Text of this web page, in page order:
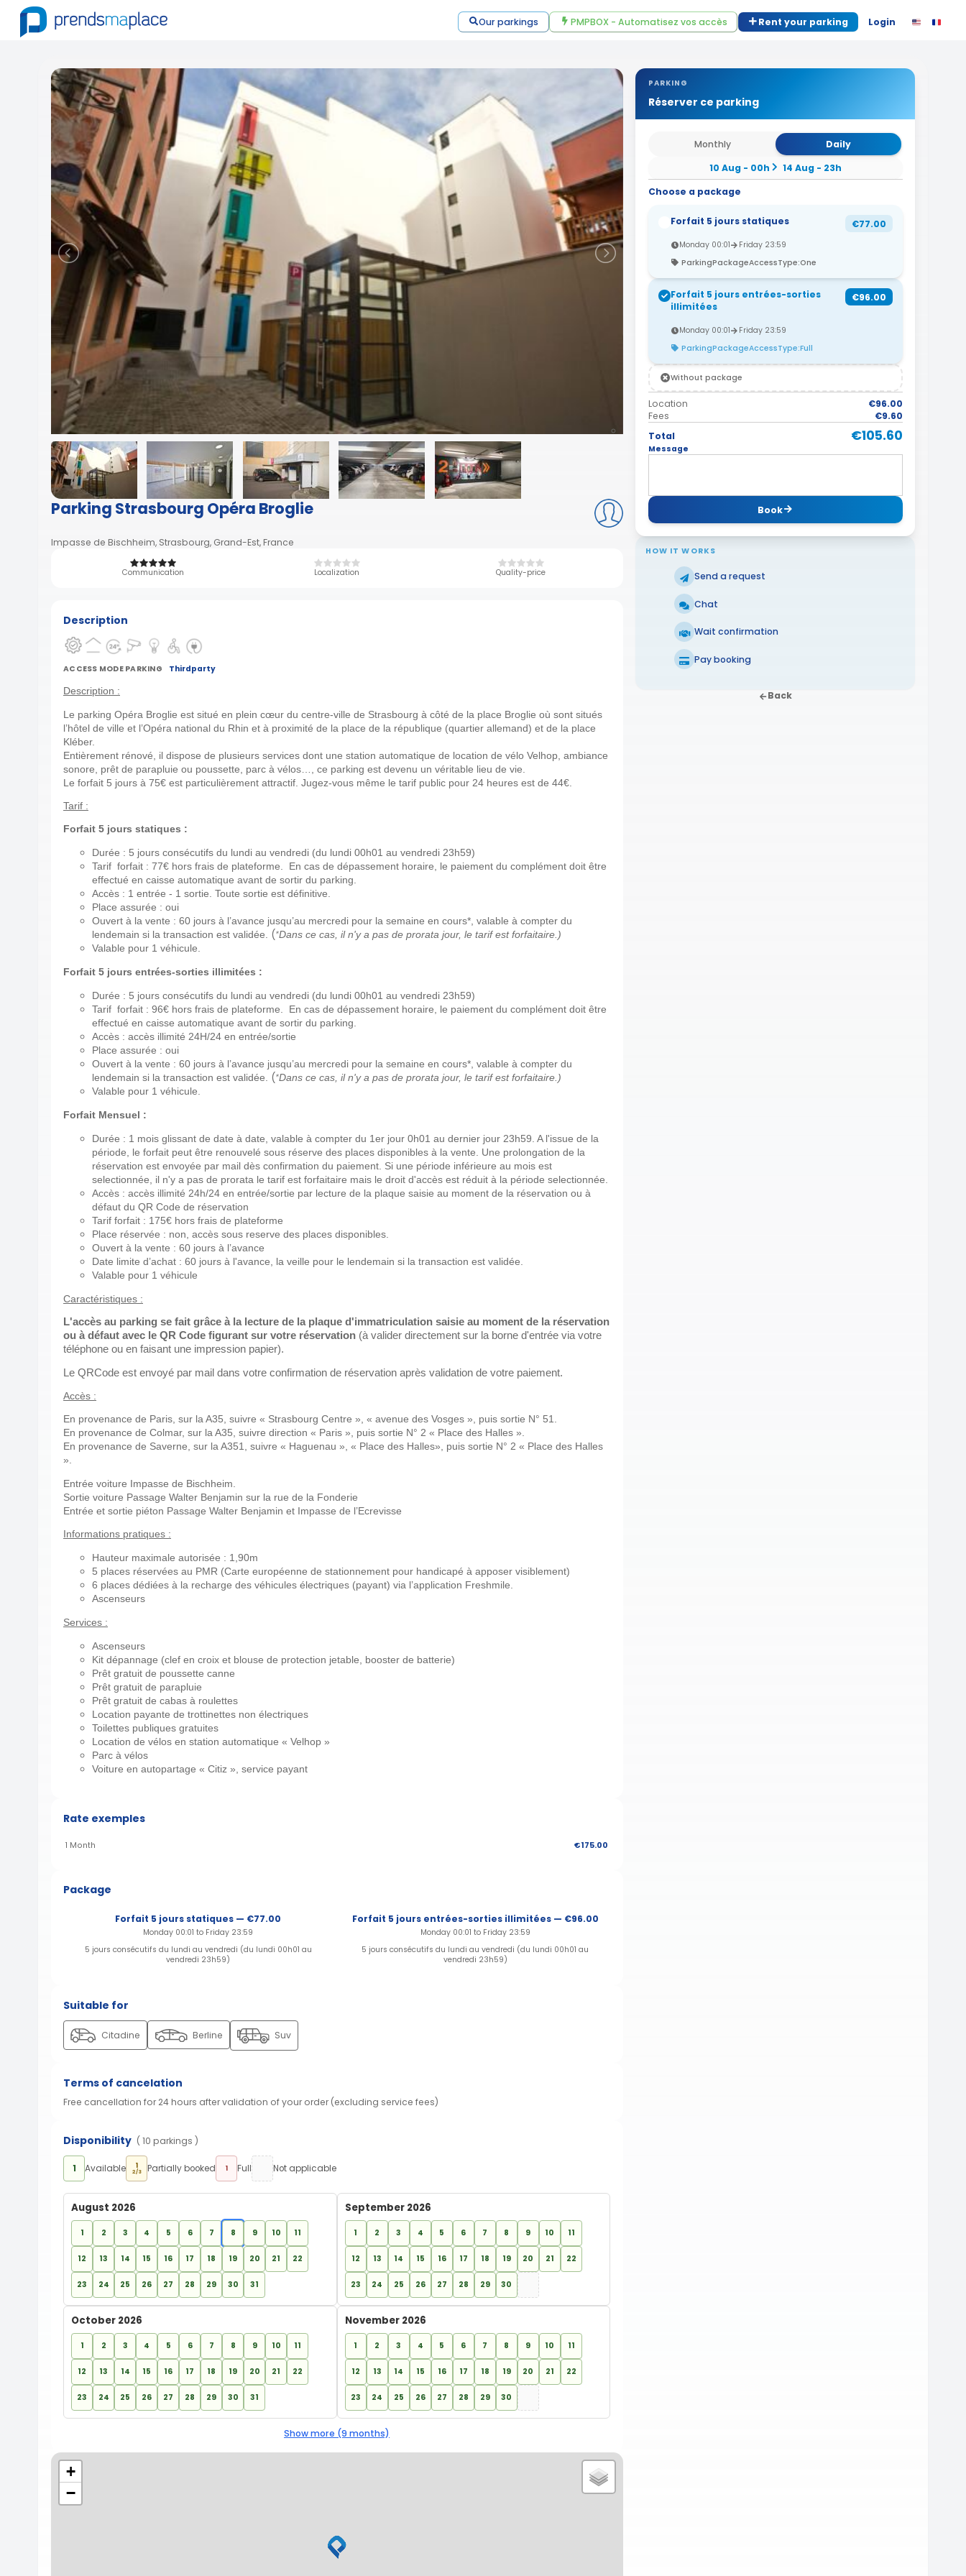
Our parkings PMPBOX - Automatisez vos accès Rent your parking Login
Parking Strasbourg Opéra Broglie
Impasse de Bischheim, Strasbourg, Grand-Est, France
Communication Localization Quality-price
PARKING
Réserver ce parking
Monthly
Daily
10 Aug - 00h
14 Aug - 23h
Choose a package
Forfait 5 jours statiques €77.00
Monday 00:01
Friday 23:59
ParkingPackageAccessType:One
Forfait 5 jours entrées-sorties
illimitées
€96.00
Monday 00:01
Friday 23:59
ParkingPackageAccessType:Full
Without package
Location
€96.00
Fees
€9.60
Total
€105.60
Message
Book
HOW IT WORKS
Send a request
Chat
Wait confirmation
Pay booking
Back
Description
ACCESS MODE PARKING Thirdparty
Description :
Le parking Opéra Broglie est situé en plein cœur du centre-ville de Strasbourg à côté de la place Broglie où sont situés
l’hôtel de ville et l’Opéra national du Rhin et à proximité de la place de la république (quartier allemand) et de la place
Kléber.
Entièrement rénové, il dispose de plusieurs services dont une station automatique de location de vélo Velhop, ambiance
sonore, prêt de parapluie ou poussette, parc à vélos…, ce parking est devenu un véritable lieu de vie.
Le forfait 5 jours à 75€ est particulièrement attractif. Jugez-vous même le tarif public pour 24 heures est de 44€.
Tarif :
Forfait 5 jours statiques :
Durée : 5 jours consécutifs du lundi au vendredi (du lundi 00h01 au vendredi 23h59)
Tarif forfait : 77€ hors frais de plateforme. En cas de dépassement horaire, le paiement du complément doit être
effectué en caisse automatique avant de sortir du parking.
Accès : 1 entrée - 1 sortie. Toute sortie est définitive.
Place assurée : oui
Ouvert à la vente : 60 jours à l’avance jusqu’au mercredi pour la semaine en cours*, valable à compter du
lendemain si la transaction est validée.
(*Dans ce cas, il n'y a pas de prorata jour, le tarif est forfaitaire.)
Valable pour 1 véhicule.
Forfait 5 jours entrées-sorties illimitées :
Durée : 5 jours consécutifs du lundi au vendredi (du lundi 00h01 au vendredi 23h59)
Tarif forfait : 96€ hors frais de plateforme. En cas de dépassement horaire, le paiement du complément doit être
effectué en caisse automatique avant de sortir du parking.
Accès : accès illimité 24H/24 en entrée/sortie
Place assurée : oui
Ouvert à la vente : 60 jours à l’avance jusqu’au mercredi pour la semaine en cours*, valable à compter du
lendemain si la transaction est validée.
(*Dans ce cas, il n'y a pas de prorata jour, le tarif est forfaitaire.)
Valable pour 1 véhicule.
Forfait Mensuel :
Durée : 1 mois glissant de date à date, valable à compter du 1er jour 0h01 au dernier jour 23h59. A l'issue de la
période, le forfait peut être renouvelé sous réserve des places disponibles à la vente. Une prolongation de la
réservation est envoyée par mail dès confirmation du paiement. Si une période inférieure au mois est
selectionnée, il n'y a pas de prorata le tarif est forfaitaire mais le droit d'accès est réduit à la période selectionnée.
Accès : accès illimité 24h/24 en entrée/sortie par lecture de la plaque saisie au moment de la réservation ou à
défaut du QR Code de réservation
Tarif forfait : 175€ hors frais de plateforme
Place réservée : non, accès sous reserve des places disponibles.
Ouvert à la vente : 60 jours à l’avance
Date limite d’achat : 60 jours à l'avance, la veille pour le lendemain si la transaction est validée.
Valable pour 1 véhicule
Caractéristiques :
L'accès au parking se fait grâce à la lecture de la plaque d'immatriculation saisie au moment de la réservation
ou à défaut avec le QR Code figurant sur votre réservation (à valider directement sur la borne d'entrée via votre
téléphone ou en faisant une impression papier).
Le QRCode est envoyé par mail dans votre confirmation de réservation après validation de votre paiement.
Accès :
En provenance de Paris, sur la A35, suivre « Strasbourg Centre », « avenue des Vosges », puis sortie N° 51.
En provenance de Colmar, sur la A35, suivre direction « Paris », puis sortie N° 2 « Place des Halles ».
En provenance de Saverne, sur la A351, suivre « Haguenau », « Place des Halles», puis sortie N° 2 « Place des Halles
».
Entrée voiture Impasse de Bischheim.
Sortie voiture Passage Walter Benjamin sur la rue de la Fonderie
Entrée et sortie piéton Passage Walter Benjamin et Impasse de l’Ecrevisse
Informations pratiques :
Hauteur maximale autorisée : 1,90m
5 places réservées au PMR (Carte européenne de stationnement pour handicapé à apposer visiblement)
6 places dédiées à la recharge des véhicules électriques (payant) via l’application Freshmile.
Ascenseurs
Services :
Ascenseurs
Kit dépannage (clef en croix et blouse de protection jetable, booster de batterie)
Prêt gratuit de poussette canne
Prêt gratuit de parapluie
Prêt gratuit de cabas à roulettes
Location payante de trottinettes non électriques
Toilettes publiques gratuites
Location de vélos en station automatique « Velhop »
Parc à vélos
Voiture en autopartage « Citiz », service payant
Rate exemples
1 Month €175.00
Package
Forfait 5 jours statiques — €77.00
Monday 00:01 to Friday 23:59
5 jours consécutifs du lundi au vendredi (du lundi 00h01 au
vendredi 23h59)
Forfait 5 jours entrées-sorties illimitées — €96.00
Monday 00:01 to Friday 23:59
5 jours consécutifs du lundi au vendredi (du lundi 00h01 au
vendredi 23h59)
Suitable for
Citadine Berline Suv
Terms of cancelation
Free cancellation for 24 hours after validation of your order (excluding service fees)
Disponibility ( 10 parkings )
1 Available 1
2/3 Partially booked 1 Full Not applicable
August 2026
1 2 3 4 5 6 7 8 9 10 11
12 13 14 15 16 17 18 19 20 21 22
23 24 25 26 27 28 29 30 31
September 2026
1 2 3 4 5 6 7 8 9 10 11
12 13 14 15 16 17 18 19 20 21 22
23 24 25 26 27 28 29 30
October 2026
1 2 3 4 5 6 7 8 9 10 11
12 13 14 15 16 17 18 19 20 21 22
23 24 25 26 27 28 29 30 31
November 2026
1 2 3 4 5 6 7 8 9 10 11
12 13 14 15 16 17 18 19 20 21 22
23 24 25 26 27 28 29 30
Show more (9 months)
+
−